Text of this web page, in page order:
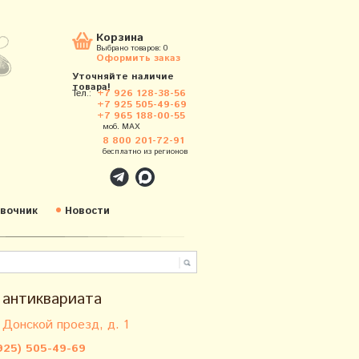
Корзина
Выбрано товаров: 0
Оформить заказ
Уточняйте наличие
товара!
Тел.: +7 926 128-38-56
+7 925 505-49-69
+7 965 188-00-55
моб. MAX
8 800 201-72-91
бесплатно из регионов
Новости
проезд, д. 1
505-49-69